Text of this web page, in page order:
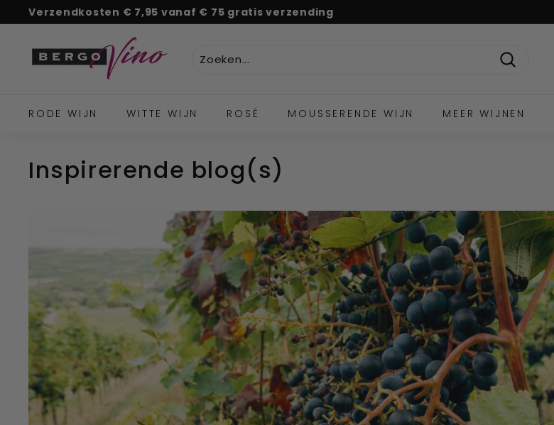
tekst
diavoorstelling
Verzendkosten € 7,95 vanaf € 75 gratis verzending
B
e
o
n
o
l
i
n
e
w
i
j
n
RODE WIJN WITTE WIJN ROSÉ MOUSSERENDE WIJN MEER WIJNEN
Inspirerende blog(s)